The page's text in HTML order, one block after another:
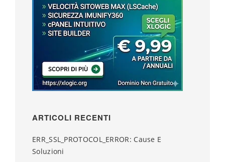
ARTICOLI RECENTI
ERR_SSL_PROTOCOL_ERROR: Cause E
Soluzioni